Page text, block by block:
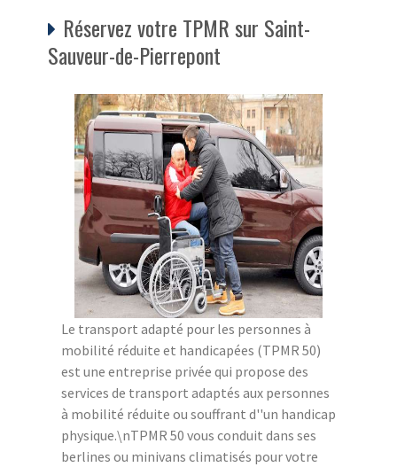
Réservez votre TPMR sur Saint-
Sauveur-de-Pierrepont
Le transport adapté pour les personnes à
mobilité réduite et handicapées (TPMR 50)
est une entreprise privée qui propose des
services de transport adaptés aux personnes
à mobilité réduite ou souffrant d''un handicap
physique.\nTPMR 50 vous conduit dans ses
berlines ou minivans climatisés pour votre